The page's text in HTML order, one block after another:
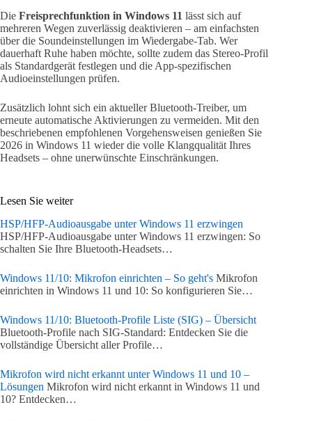
Die Freisprechfunktion in Windows 11 lässt sich auf
mehreren Wegen zuverlässig deaktivieren – am einfachsten
über die Soundeinstellungen im Wiedergabe-Tab. Wer
dauerhaft Ruhe haben möchte, sollte zudem das Stereo-Profil
als Standardgerät festlegen und die App-spezifischen
Audioeinstellungen prüfen.
Zusätzlich lohnt sich ein aktueller Bluetooth-Treiber, um
erneute automatische Aktivierungen zu vermeiden. Mit den
beschriebenen empfohlenen Vorgehensweisen genießen Sie
2026 in Windows 11 wieder die volle Klangqualität Ihres
Headsets – ohne unerwünschte Einschränkungen.
Lesen Sie weiter
HSP/HFP-Audioausgabe unter Windows 11 erzwingen
HSP/HFP-Audioausgabe unter Windows 11 erzwingen: So
schalten Sie Ihre Bluetooth-Headsets…
Windows 11/10: Mikrofon einrichten – So geht's Mikrofon
einrichten in Windows 11 und 10: So konfigurieren Sie…
Windows 11/10: Bluetooth-Profile Liste (SIG) – Übersicht
Bluetooth-Profile nach SIG-Standard: Entdecken Sie die
vollständige Übersicht aller Profile…
Mikrofon wird nicht erkannt unter Windows 11 und 10 –
Lösungen Mikrofon wird nicht erkannt in Windows 11 und
10? Entdecken…